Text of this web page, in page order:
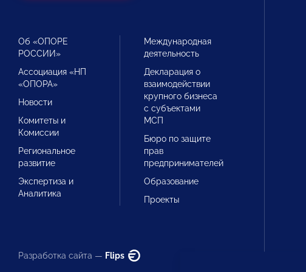
Об «ОПОРЕ
РОССИИ»
Ассоциация «НП
«ОПОРА»
Новости
Комитеты и
Комиссии
Региональное
развитие
Экспертиза и
Аналитика
Международная
деятельность
Декларация о
взаимодействии
крупного бизнеса
с субъектами
МСП
Бюро по защите
прав
предпринимателей
Образование
Проекты
Разработка сайта — Flips